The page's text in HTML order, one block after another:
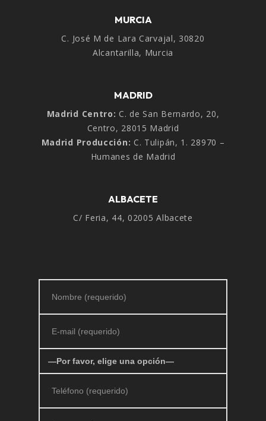
MURCIA
C. José M de Lara Carvajal, 30820
Alcantarilla, Murcia
MADRID
Madrid Centro: C. de San Bernardo, 20,
Centro, 28015 Madrid
Madrid Producción: C. Tulipán, 1. 28970 –
Humanes de Madrid
ALBACETE
C/ Feria, 44, 02005 Albacete